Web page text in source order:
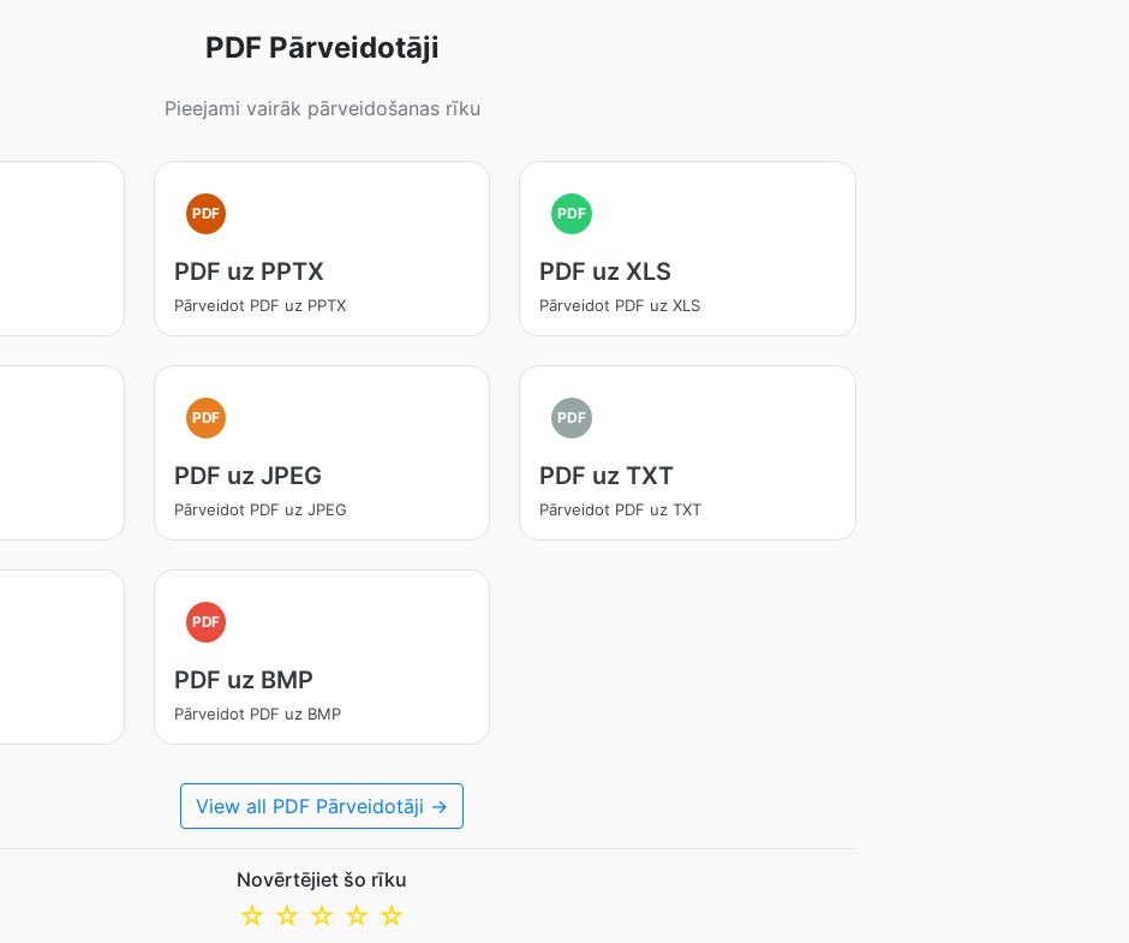
PDF Pārveidotāji
Pieejami vairāk pārveidošanas rīku
PDF
PDF uz PPTX
Pārveidot PDF uz PPTX
PDF
PDF uz XLS
Pārveidot PDF uz XLS
PDF
PDF uz JPEG
Pārveidot PDF uz JPEG
PDF
PDF uz TXT
Pārveidot PDF uz TXT
PDF
PDF uz BMP
Pārveidot PDF uz BMP
View all PDF Pārveidotāji →
Novērtējiet šo rīku
☆
☆
☆
☆
☆